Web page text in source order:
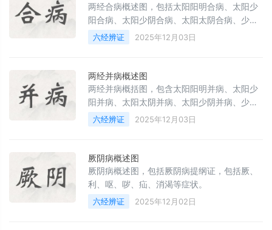
两经合病概述图，包括太阳阳明合病、太阳少
阳合病、太阳少阴合病、太阳太阴合病、少阳
阳明合病、少阳太阴合病、阳明太阴合病。
六经辨证 2025年12月03日
两经并病概述图
两经并病概括图，包含太阳阳明并病、太阳少
阳并病、太阳太阴并病、太阳少阴并病、少阴
阳明并病、少阴阳明并病、少阴太阴并病、少
阴少阳并病、少阴厥阴并病
六经辨证 2025年12月03日
厥阴病概述图
厥阴病概述图，包括厥阴病提纲证，包括厥、
利、呕、哕、疝、消渴等症状。
六经辨证 2025年12月02日